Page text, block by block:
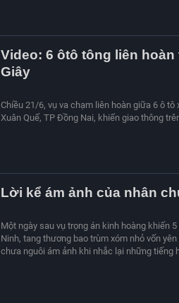
Video: 6 ôtô tông liên
Giây
Chiều 21/6, vụ va chạm liên hoàn giữa 6 ô
Xuân Quế, TP Đồng Nai, khiến giao thông
Lời kể ám ảnh của nhân
Một ngày sau vụ trọng án kinh hoàng khiến
Ninh, tang thương bao trùm xóm nhỏ vốn
chưa nguôi ám ảnh khi nhắc lại những tiếng